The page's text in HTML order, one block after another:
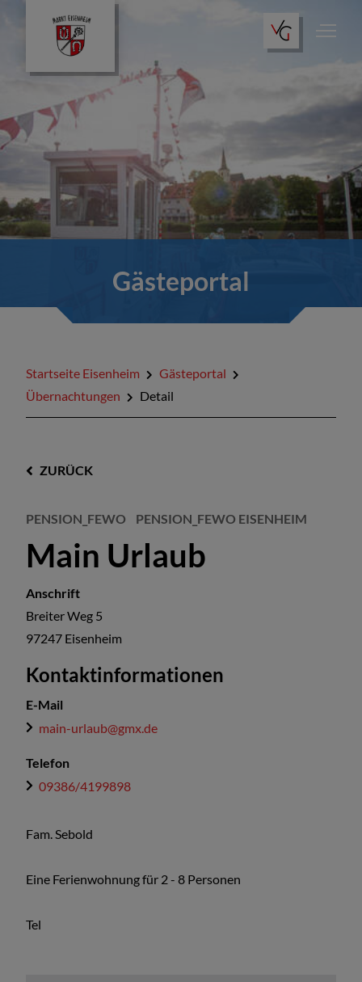
Gästeportal
Startseite Eisenheim
Gästeportal
Übernachtungen
Detail
ZURÜCK
PENSION_FEWO PENSION_FEWO EISENHEIM
Main Urlaub
Fam. Sebold
Eine Ferienwohnung für 2 - 8 Personen
Tel
Anschrift
Breiter Weg 5
97247 Eisenheim
Kontaktinformationen
E-Mail
main-urlaub@gmx.de
Telefon
09386/4199898